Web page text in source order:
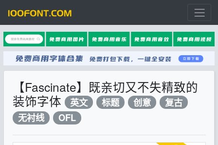
【Fascinate】既亲切又不失精致的
装饰字体
英文 标题 创意
复古
无衬线
OFL